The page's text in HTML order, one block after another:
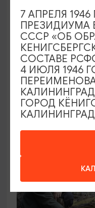
КОНЦЕРТЫ
Звучащие сады
09.08.2026 18:00
Калининград,
ОТ 500₽
7 АПРЕЛЯ
ПРЕЗИДИУМА
СССР «ОБ
СОСТАВЕ
4 ИЮЛЯ 1946
ГОРОД
КАЛИНИНГРАД